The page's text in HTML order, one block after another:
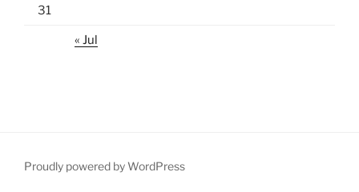
31
« Jul
Proudly powered by WordPress